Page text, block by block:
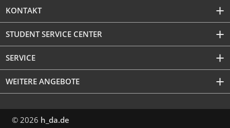
KONTAKT
STUDENT SERVICE CENTER
SERVICE
WEITERE ANGEBOTE
© 2026 h_da.de